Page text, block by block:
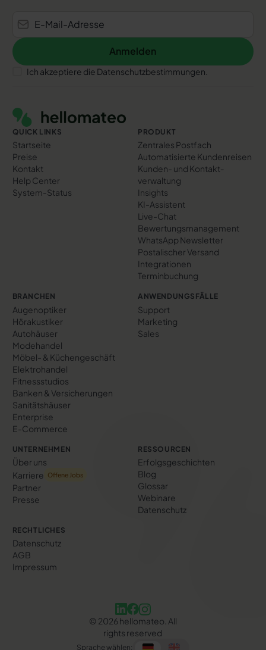
Anmelden
Anmelden
Ich akzeptiere die Datenschutzbestimmungen.
QUICK LINKS
Startseite
Preise
Kontakt
Help Center
System-Status
PRODUKT
Zentrales Postfach
Automatisierte Kundenreisen
Kunden- und Kontakt­
verwaltung
Insights
KI-Assistent
Live-Chat
Bewertungs­management
WhatsApp Newsletter
Postalischer Versand
Integrationen
Terminbuchung
BRANCHEN
Augenoptiker
Hörakustiker
Autohäuser
Modehandel
Möbel- & Küchengeschäft
Elektrohandel
Fitnessstudios
Banken & Versicherungen
Sanitätshäuser
Enterprise
E-Commerce
ANWENDUNGSFÄLLE
Support
Marketing
Sales
UNTERNEHMEN
Über uns
Karriere
Offene Jobs
Partner
Presse
RESSOURCEN
Erfolgs­geschichten
Blog
Glossar
Webinare
Datenschutz
RECHTLICHES
Datenschutz
AGB
Impressum
© 2026 hellomateo. All
rights reserved
Sprache wählen: